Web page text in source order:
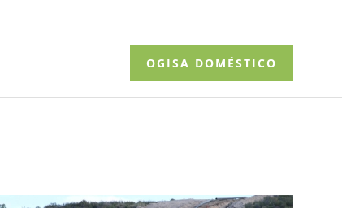
OGISA DOMÉSTICO